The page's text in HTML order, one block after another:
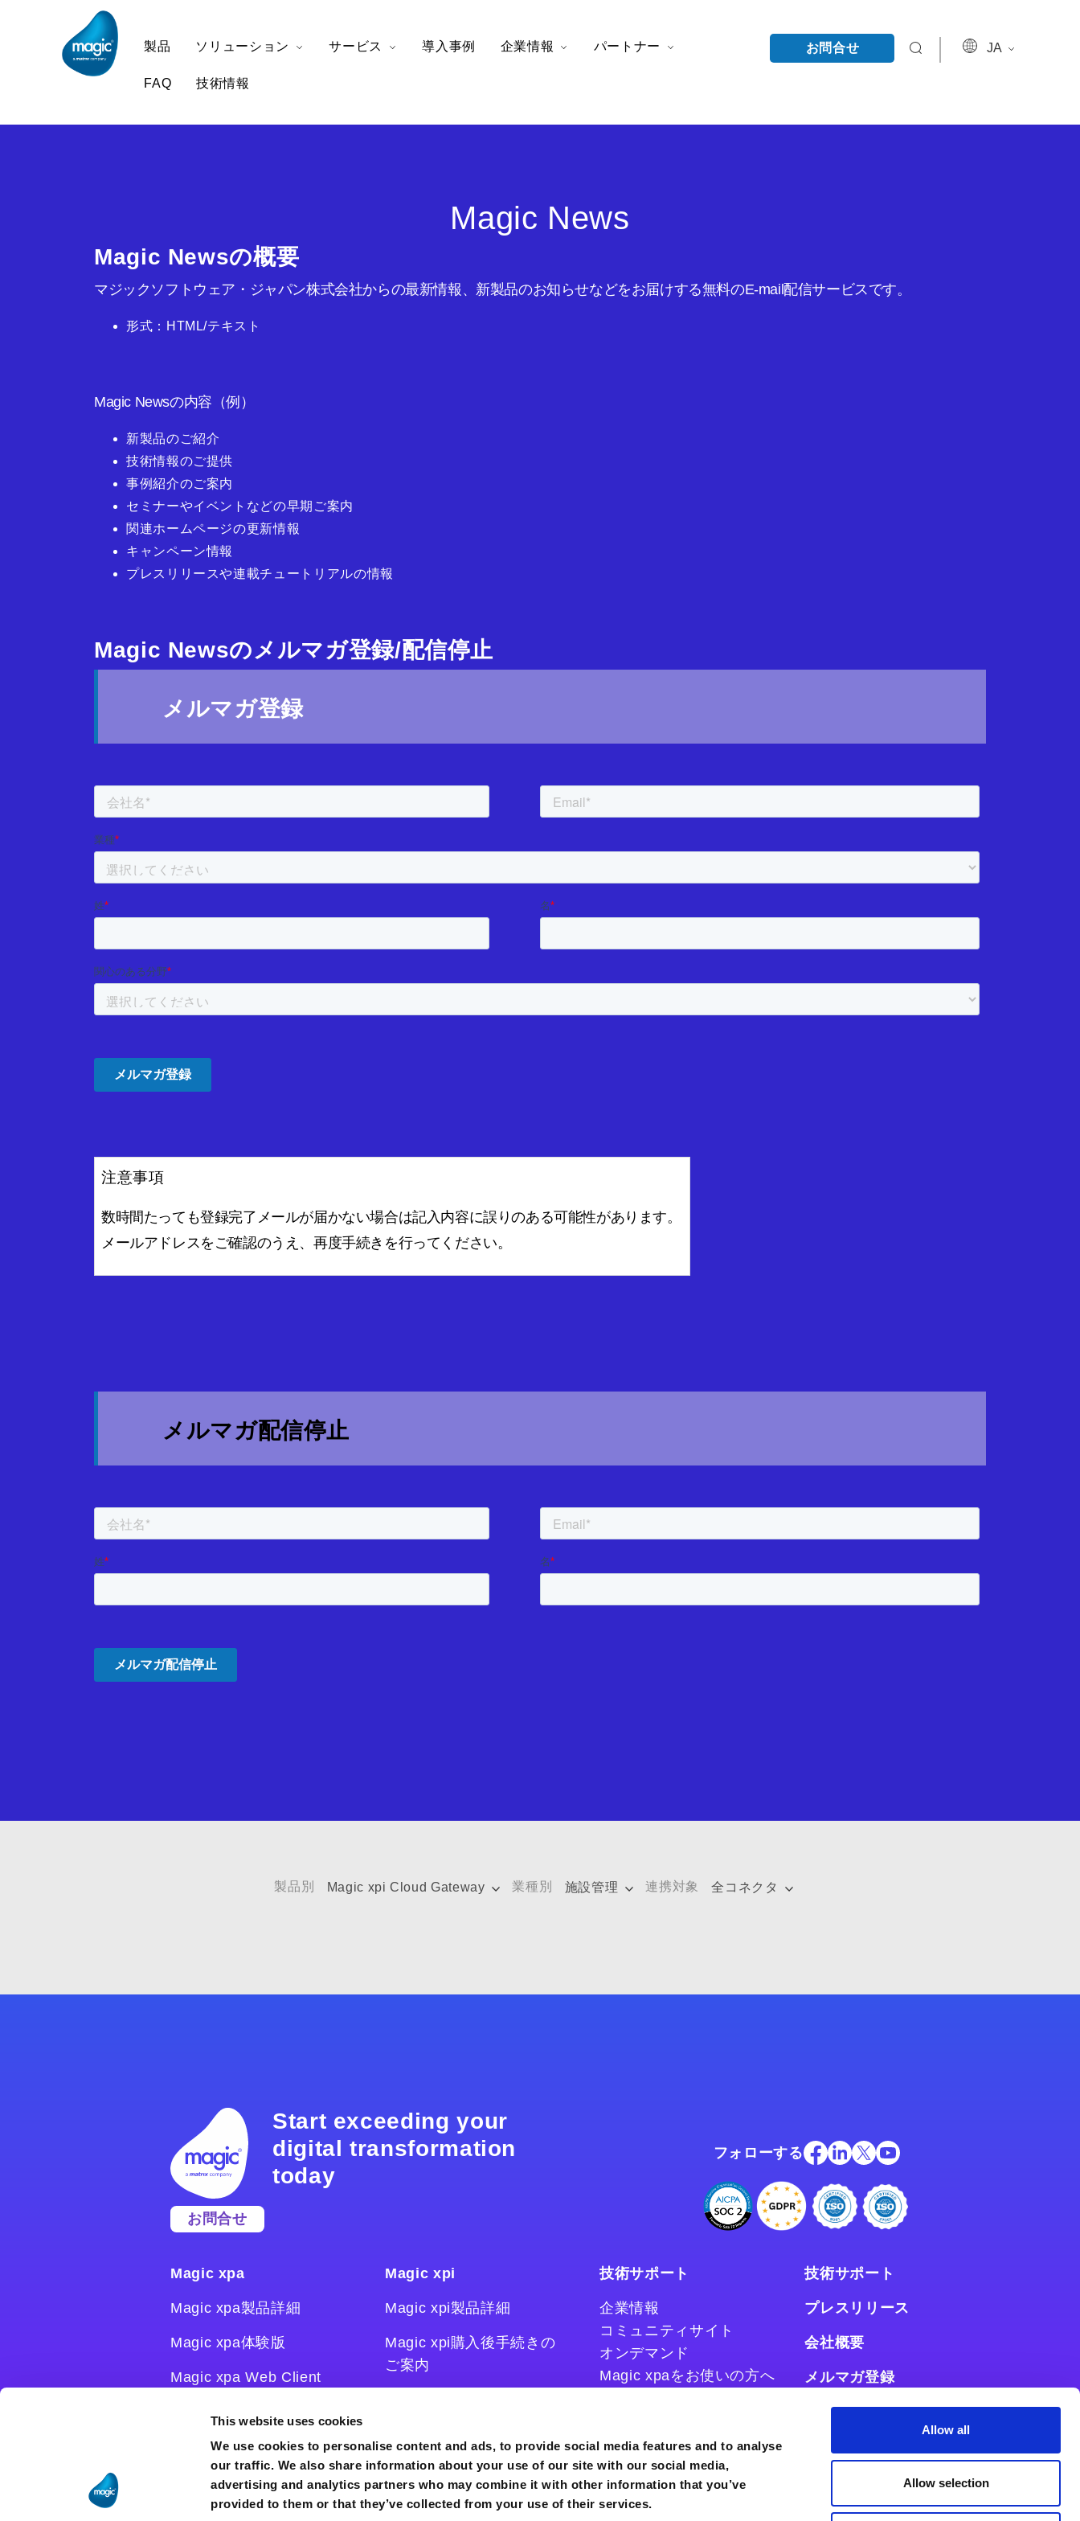
This website uses cookies
We use cookies to personalise content and ads, to provide social media features and to analyse
our traffic. We also share information about your use of our site with our social media,
advertising and analytics partners who may combine it with other information that you’ve
provided to them or that they’ve collected from your use of their services.
Allow all
Allow selection
製品 ソリューション サービス 導入事例 企業情報 パートナー
FAQ 技術情報
お問合せ JA
Magic News
Magic Newsの概要
マジックソフトウェア・ジャパン株式会社からの最新情報、新製品のお知らせなどをお届けする無料のE-mail配信サービスです。
形式：HTML/テキスト
Magic Newsの内容（例）
新製品のご紹介
技術情報のご提供
事例紹介のご案内
セミナーやイベントなどの早期ご案内
関連ホームページの更新情報
キャンペーン情報
プレスリリースや連載チュートリアルの情報
Magic Newsのメルマガ登録/配信停止
メルマガ登録
注意事項
数時間たっても登録完了メールが届かない場合は記入内容に誤りのある可能性があります。
メールアドレスをご確認のうえ、再度手続きを行ってください。
メルマガ配信停止
製品別 Magic xpi Cloud Gateway 業種別 施設管理 連携対象 全コネクタ
Start exceeding your
digital transformation
today
お問合せ
フォローする
Magic xpa
Magic xpa製品詳細
Magic xpa体験版
Magic xpa Web Client
ユーザー登録/ライセンス発
Magic xpi
Magic xpi製品詳細
Magic xpi購入後手続きの
ご案内
技術サポート
企業情報
コミュニティサイト
オンデマンド
Magic xpaをお使いの方へ
コラム
技術サポート
プレスリリース
会社概要
メルマガ登録